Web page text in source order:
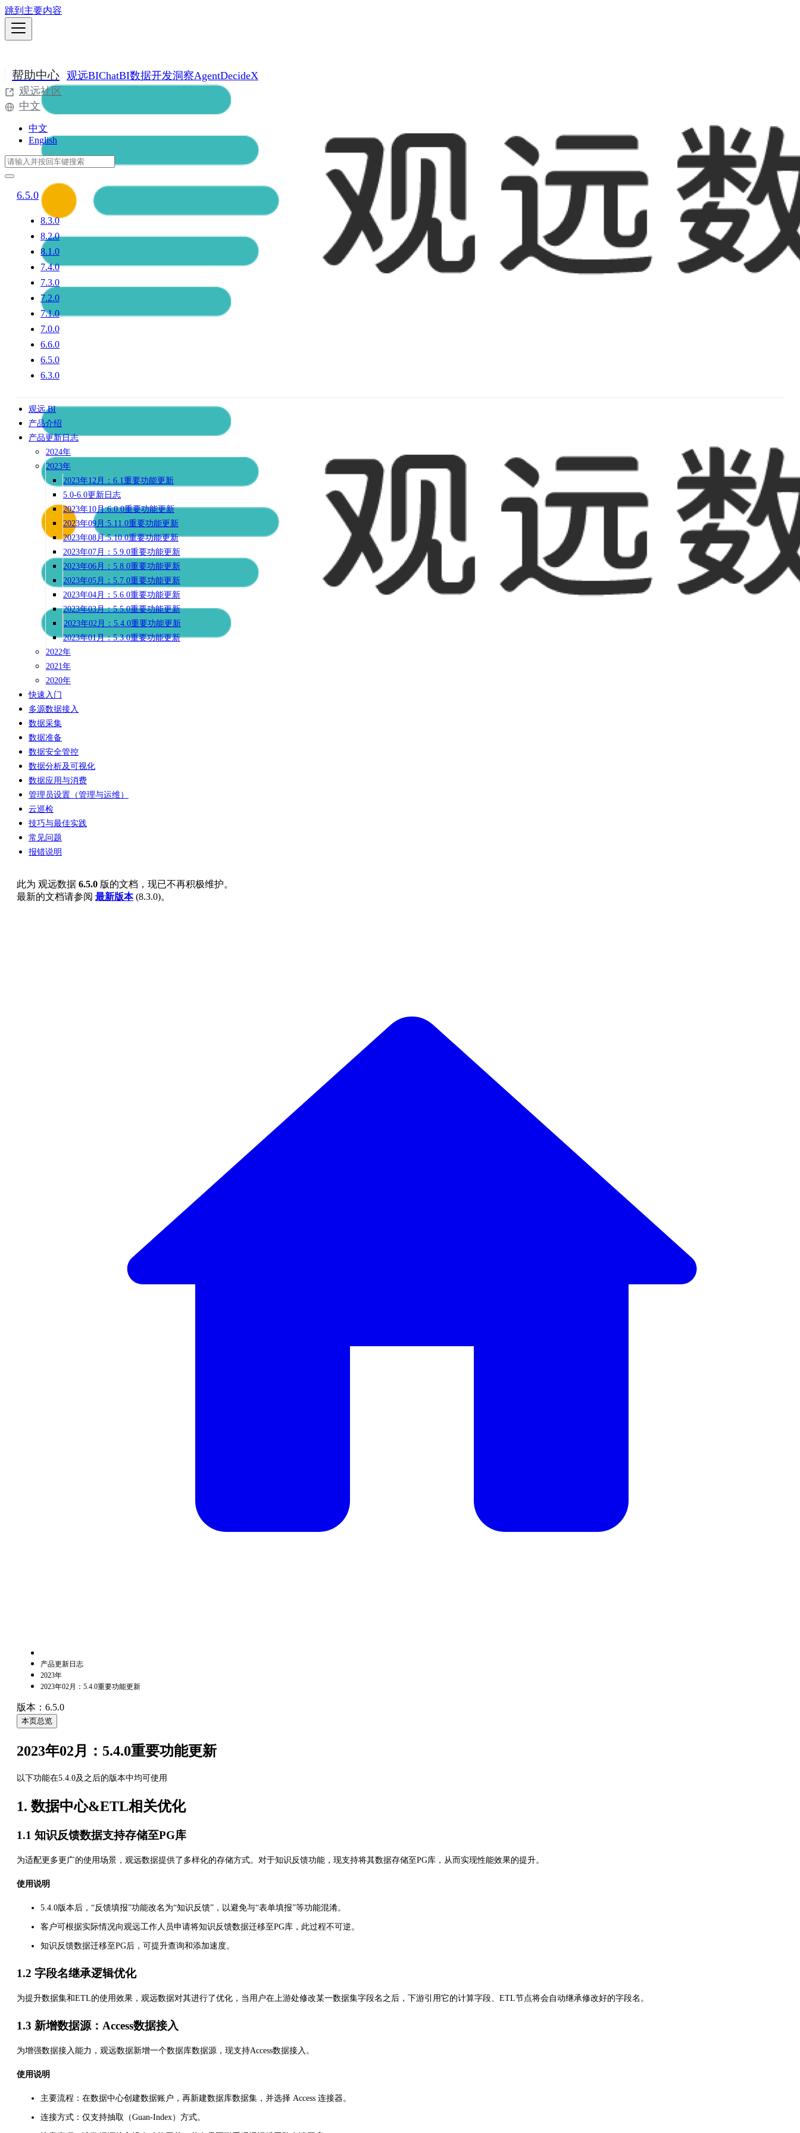
跳到主要内容
帮助中心 观远BIChatBI数据开发洞察AgentDecideX
观远社区
中文
中文
English
6.5.0
8.3.0
8.2.0
8.1.0
7.4.0
7.3.0
7.2.0
7.1.0
7.0.0
6.6.0
6.5.0
6.3.0
观远 BI
产品介绍
产品更新日志
2024年
2023年
2023年12月：6.1重要功能更新
5.0-6.0更新日志
2023年10月:6.0.0重要功能更新
2023年09月:5.11.0重要功能更新
2023年08月:5.10.0重要功能更新
2023年07月：5.9.0重要功能更新
2023年06月：5.8.0重要功能更新
2023年05月：5.7.0重要功能更新
2023年04月：5.6.0重要功能更新
2023年03月：5.5.0重要功能更新
2023年02月：5.4.0重要功能更新
2023年01月：5.3.0重要功能更新
2022年
2021年
2020年
快速入门
多源数据接入
数据采集
数据准备
数据安全管控
数据分析及可视化
数据应用与消费
管理员设置（管理与运维）
云巡检
技巧与最佳实践
常见问题
报错说明
此为 观远数据 6.5.0 版的文档，现已不再积极维护。
最新的文档请参阅 最新版本(8.3.0)。
产品更新日志
2023年
2023年02月：5.4.0重要功能更新
版本：6.5.0
本页总览
2023年02月：5.4.0重要功能更新
以下功能在5.4.0及之后的版本中均可使用
1. 数据中心&ETL相关优化
1.1 知识反馈数据支持存储至PG库
为适配更多更广的使用场景，观远数据提供了多样化的存储方式。对于知识反馈功能，现支持将其数据存储至PG库，从而实现性能效果的提升。
使用说明
5.4.0版本后，“反馈填报”功能改名为“知识反馈”，以避免与“表单填报”等功能混淆。
客户可根据实际情况向观远工作人员申请将知识反馈数据迁移至PG库，此过程不可逆。
知识反馈数据迁移至PG后，可提升查询和添加速度。
1.2 字段名继承逻辑优化
为提升数据集和ETL的使用效果，观远数据对其进行了优化，当用户在上游处修改某一数据集字段名之后，下游引用它的计算字段、ETL节点将会自动继承修改好的字段名。
1.3 新增数据源：Access数据接入
为增强数据接入能力，观远数据新增一个数据库数据源，现支持Access数据接入。
使用说明
主要流程：在数据中心创建数据账户，再新建数据库数据集，并选择 Access 连接器。
连接方式：仅支持抽取（Guan-Index）方式。